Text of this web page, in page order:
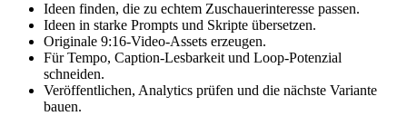
Ideen finden, die zu echtem Zuschauerinteresse passen.
Ideen in starke Prompts und Skripte übersetzen.
Originale 9:16-Video-Assets erzeugen.
Für Tempo, Caption-Lesbarkeit und Loop-Potenzial
schneiden.
Veröffentlichen, Analytics prüfen und die nächste Variante
bauen.